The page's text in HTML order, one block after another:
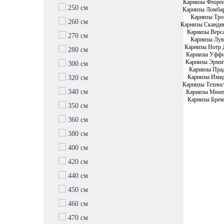
Карнизы
Карнизы
Карнизы
Карнизы
Карнизы
Карнизы
Карнизы Нотр
Карнизы
Карнизы
Карнизы
Карнизы
Карнизы
Карнизы
Карнизы
250 см
260 см
270 см
280 см
300 см
320 см
340 см
350 см
360 см
380 см
400 см
420 см
440 см
450 см
460 см
470 см